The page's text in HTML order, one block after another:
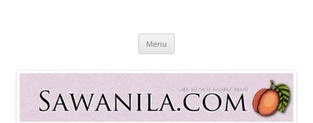
Sawanila.com
All In One Family Blog
Menu